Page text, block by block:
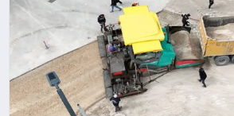
SPOR
MAGAZIN